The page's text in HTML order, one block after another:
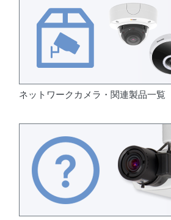
ネットワークカメラ・関連製品一覧